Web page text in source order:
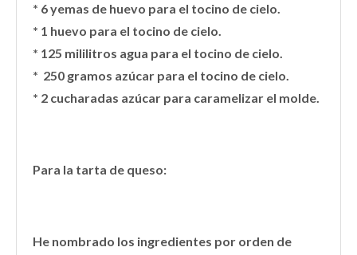
* 6 yemas de huevo para el tocino de cielo.
* 1 huevo para el tocino de cielo.
* 125 mililitros agua para el tocino de cielo.
* 250 gramos azúcar para el tocino de cielo.
* 2 cucharadas azúcar para caramelizar el molde.
Para la tarta de queso:
He nombrado los ingredientes por orden de